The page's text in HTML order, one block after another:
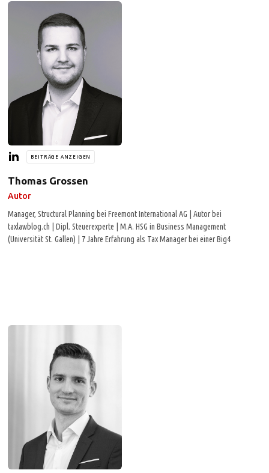
BEITRÄGE ANZEIGEN
Thomas Grossen
Autor
Manager, Structural Planning bei Freemont International AG | Autor bei
taxlawblog.ch | Dipl. Steuerexperte | M.A. HSG in Business Management
(Universität St. Gallen) | 7 Jahre Erfahrung als Tax Manager bei einer Big4